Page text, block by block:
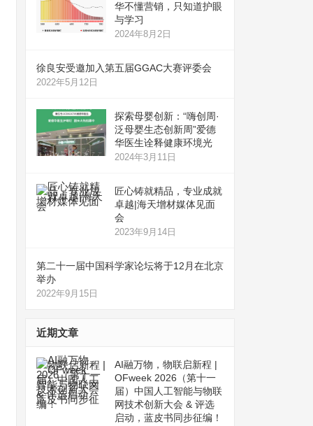
华不懂营销，只知道护眼
与学习
2024年8月2日
徐良安受邀加入第五届GGAC大赛评委会
2022年5月12日
探索母婴创新：“嗨创周·
泛母婴生态创新周”爱德
华医生诠释健康环境光
2024年3月11日
匠心铸就精品，专业成就
卓越|海天增材媒体见面
会
2023年9月14日
第二十一届中国科学家论坛将于12月在北京
举办
2022年9月15日
近期文章
AI融万物，物联启新程 |
OFweek 2026（第十一
届）中国人工智能与物联
网技术创新大会 & 评选
启动，蓝皮书同步征编！